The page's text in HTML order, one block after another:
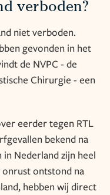
verboden?
niet verboden.
gevonden in het
de NVPC - de
Chirurgie - een
eerder tegen RTL
bekend na
Nederland zijn heel
ontstond na
hebben wij direct